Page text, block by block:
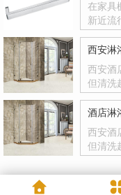
在家具
新近流
西安淋
西安酒
但清洗
酒店淋
西安酒
但清洗